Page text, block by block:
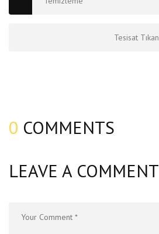
Tesisat
0 COMMENTS
LEAVE A COMMENT